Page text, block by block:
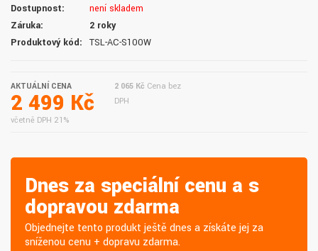
Dostupnost:
není skladem
Záruka:
2 roky
Produktový kód:
TSL-AC-S100W
AKTUÁLNÍ CENA
2 499 Kč
včetně DPH 21%
2 065 Kč Cena bez
DPH
Dnes za speciální cenu a s
dopravou zdarma
Objednejte tento produkt ještě dnes a získáte jej za
sníženou cenu + dopravu zdarma.